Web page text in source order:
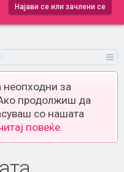
Најави се или зачлени се
неопходни за
продолжиш да
со нашата
повеќе.